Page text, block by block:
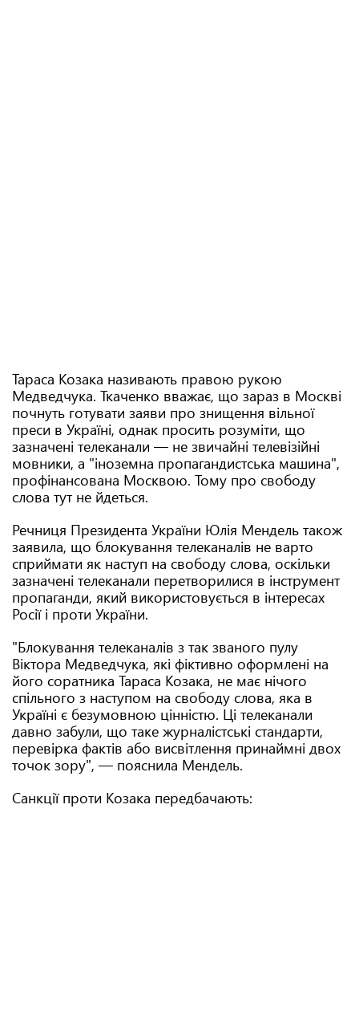
Тараса Козака називають правою рукою
Медведчука. Ткаченко вважає, що зараз в Москві
почнуть готувати заяви про знищення вільної
преси в Україні, однак просить розуміти, що
зазначені телеканали — не звичайні телевізійні
мовники, а "іноземна пропагандистська машина",
профінансована Москвою. Тому про свободу
слова тут не йдеться.
Речниця Президента України Юлія Мендель також
заявила, що блокування телеканалів не варто
сприймати як наступ на свободу слова, оскільки
зазначені телеканали перетворилися в інструмент
пропаганди, який використовується в інтересах
Росії і проти України.
"Блокування телеканалів з так званого пулу
Віктора Медведчука, які фіктивно оформлені на
його соратника Тараса Козака, не має нічого
спільного з наступом на свободу слова, яка в
Україні є безумовною цінністю. Ці телеканали
давно забули, що таке журналістські стандарти,
перевірка фактів або висвітлення принаймні двох
точок зору", — пояснила Мендель.
Санкції проти Козака передбачають: